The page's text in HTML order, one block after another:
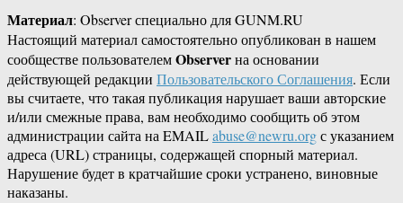
Материал: Observer специально для GUNM.RU
Настоящий материал самостоятельно опубликован в нашем
сообществе пользователемObserverна основании
действующей редакции Пользовательского Соглашения. Если
вы считаете, что такая публикация нарушает ваши авторские
и/или смежные права, вам необходимо сообщить об этом
администрации сайта на EMAILabuse@newru.orgс указанием
адреса (URL) страницы, содержащей спорный материал.
Нарушение будет в кратчайшие сроки устранено, виновные
наказаны.